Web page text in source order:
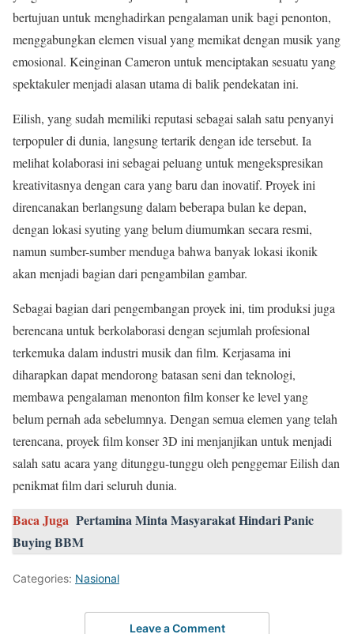
bertujuan untuk menghadirkan pengalaman unik bagi penonton,
menggabungkan elemen visual yang memikat dengan musik yang
emosional. Keinginan Cameron untuk menciptakan sesuatu yang
spektakuler menjadi alasan utama di balik pendekatan ini.
Eilish, yang sudah memiliki reputasi sebagai salah satu penyanyi
terpopuler di dunia, langsung tertarik dengan ide tersebut. Ia
melihat kolaborasi ini sebagai peluang untuk mengekspresikan
kreativitasnya dengan cara yang baru dan inovatif. Proyek ini
direncanakan berlangsung dalam beberapa bulan ke depan,
dengan lokasi syuting yang belum diumumkan secara resmi,
namun sumber-sumber menduga bahwa banyak lokasi ikonik
akan menjadi bagian dari pengambilan gambar.
Sebagai bagian dari pengembangan proyek ini, tim produksi juga
berencana untuk berkolaborasi dengan sejumlah profesional
terkemuka dalam industri musik dan film. Kerjasama ini
diharapkan dapat mendorong batasan seni dan teknologi,
membawa pengalaman menonton film konser ke level yang
belum pernah ada sebelumnya. Dengan semua elemen yang telah
terencana, proyek film konser 3D ini menjanjikan untuk menjadi
salah satu acara yang ditunggu-tunggu oleh penggemar Eilish dan
penikmat film dari seluruh dunia.
Baca Juga Pertamina Minta Masyarakat Hindari Panic
Buying BBM
Categories: Nasional
Leave a Comment